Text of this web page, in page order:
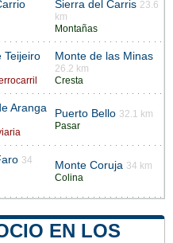
Sierra del Carris 23.6
km
Montañas
Teijeiro Monte de las Minas
26.2 km
Cresta
Aranga Puerto Bello 32.1 km
Pasar
34
Monte Coruja 34 km
Colina
EN LOS